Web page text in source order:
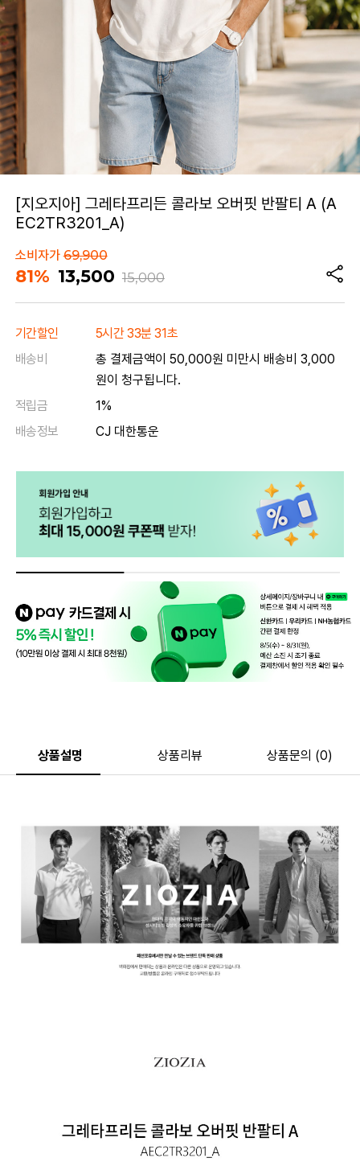
[지오지아] 그레타프리든 콜라보 오버핏 반팔티 A (A
EC2TR3201_A)
소비자가69,900
81% 13,500 15,000
기간할인
5시간 33분 31초
배송비
총 결제금액이 50,000원 미만시 배송비 3,000
원이 청구됩니다.
적립금
1%
배송정보
CJ 대한통운
상품설명 상품리뷰 상품문의 (0)